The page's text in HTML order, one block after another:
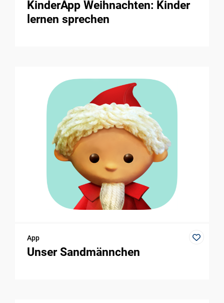
KinderApp Weihnachten: Kinder
lernen sprechen
App
Unser Sandmännchen